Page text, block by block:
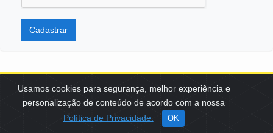
Usamos cookies para segurança, melhor experiência e
personalização de conteúdo de acordo com a nossa
Política de Privacidade.
OK
Cadastrar
SCES, TRECHO 02, LOTE 22 CEP: 70200-002 | BRASÍLIA (DF) | +55
61 3108-7000 / FBB@FBB.ORG.BR